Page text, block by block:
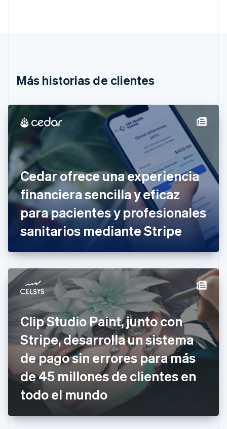
Más historias de clientes
Cedar ofrece una experiencia
financiera sencilla y eficaz
para pacientes y profesionales
sanitarios mediante Stripe
Clip Studio Paint, junto con
Stripe, desarrolla un sistema
de pago sin errores para más
de 45 millones de clientes en
todo el mundo
English
Canadá
China continental
简体中文 English
Chipre
Croacia
English
Dinamarca
English
Emiratos Árabes Unidos
English
Eslovaquia
Eslovenia
España
Estados Unidos
English Español简体中文
Estonia
English
Finlandia
EnglishSvenska
Francia
FrançaisEnglish
Gibraltar
English
Grecia
English
Hungría
English
India